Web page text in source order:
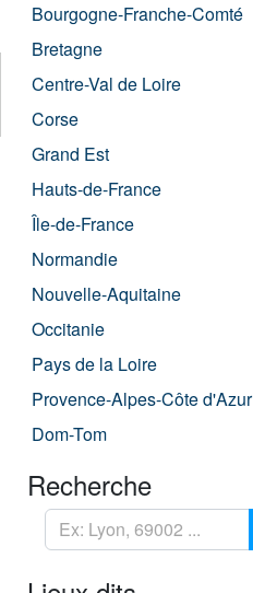
Bourgogne-Franche-Comté
Bretagne
Centre-Val de Loire
Corse
Grand Est
Hauts-de-France
Île-de-France
Normandie
Nouvelle-Aquitaine
Occitanie
Pays de la Loire
Provence-Alpes-Côte d'Azur
Dom-Tom
Recherche